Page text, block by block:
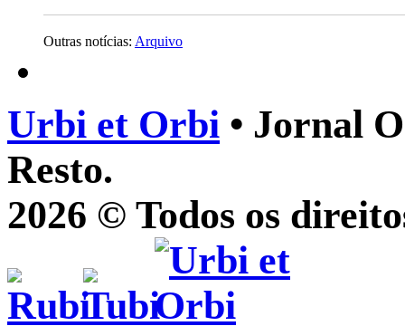
Outras notícias: Arquivo
Urbi et Orbi • Jornal
Resto.
2026 © Todos os